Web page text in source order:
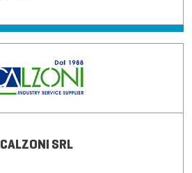
CALZONI SRL